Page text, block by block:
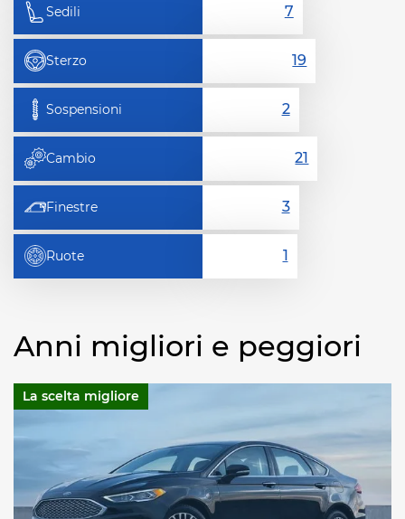
Sedili
Sterzo
Sospensioni
Cambio
Finestre
Ruote
Anni migliori e peggiori
La scelta migliore